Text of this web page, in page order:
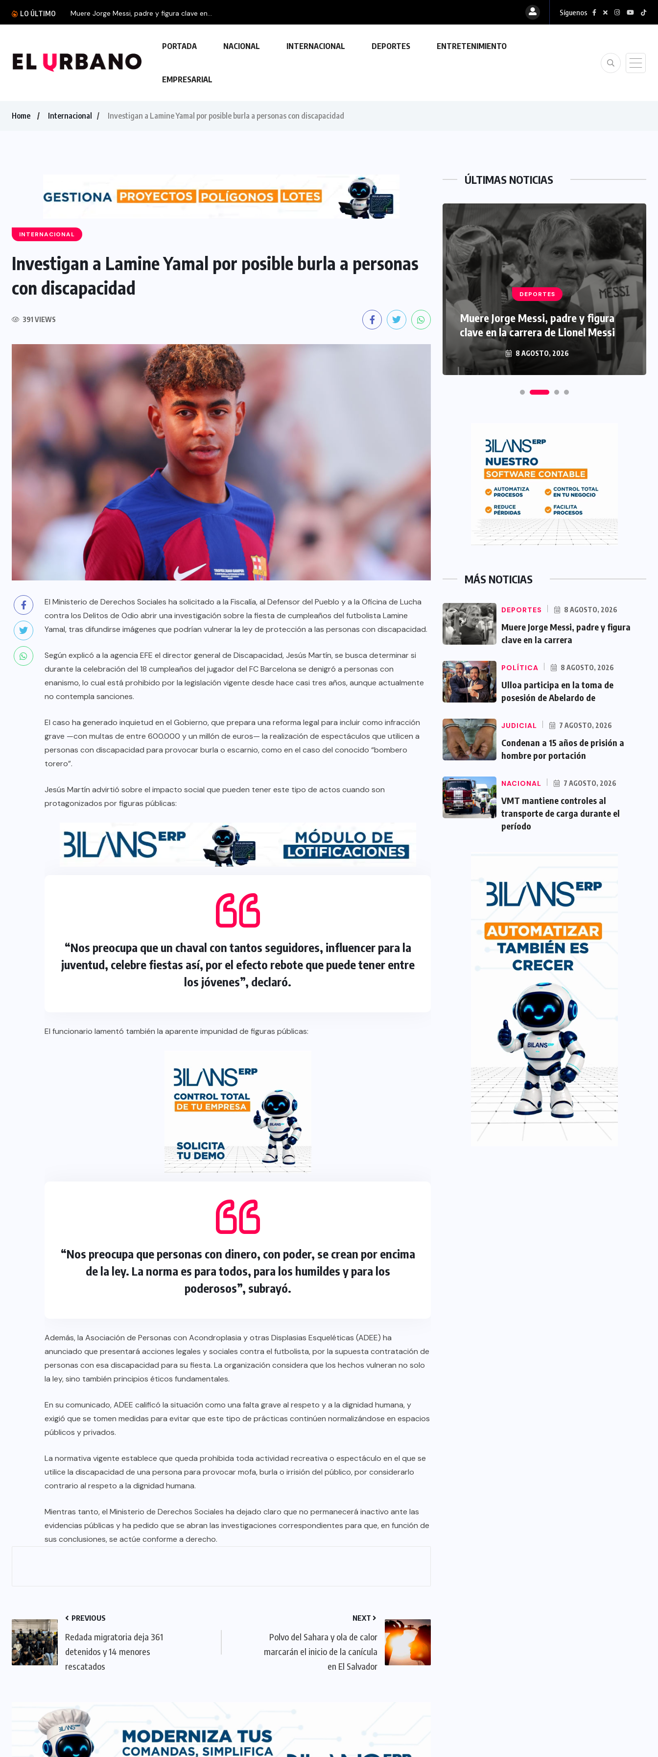
LO ÚLTIMO Muere Jorge Messi, padre y figura clave en... Síguenos
PORTADA NACIONAL INTERNACIONAL DEPORTES ENTRETENIMIENTO
EMPRESARIAL
Home Internacional Investigan a Lamine Yamal por posible burla a personas con discapacidad
INTERNACIONAL
Investigan a Lamine Yamal por posible burla a personas
con discapacidad
391 VIEWS
El Ministerio de Derechos Sociales ha solicitado a la Fiscalía, al Defensor del Pueblo y a la Oficina de Lucha
contra los Delitos de Odio abrir una investigación sobre la fiesta de cumpleaños del futbolista Lamine
Yamal, tras difundirse imágenes que podrían vulnerar la ley de protección a las personas con discapacidad.
Según explicó a la agencia EFE el director general de Discapacidad, Jesús Martín, se busca determinar si
durante la celebración del 18 cumpleaños del jugador del FC Barcelona se denigró a personas con
enanismo, lo cual está prohibido por la legislación vigente desde hace casi tres años, aunque actualmente
no contempla sanciones.
El caso ha generado inquietud en el Gobierno, que prepara una reforma legal para incluir como infracción
grave —con multas de entre 600.000 y un millón de euros— la realización de espectáculos que utilicen a
personas con discapacidad para provocar burla o escarnio, como en el caso del conocido “bombero
torero”.
Jesús Martín advirtió sobre el impacto social que pueden tener este tipo de actos cuando son
protagonizados por figuras públicas:
“Nos preocupa que un chaval con tantos seguidores, influencer para la
juventud, celebre fiestas así, por el efecto rebote que puede tener entre
los jóvenes”, declaró.
El funcionario lamentó también la aparente impunidad de figuras públicas:
“Nos preocupa que personas con dinero, con poder, se crean por encima
de la ley. La norma es para todos, para los humildes y para los
poderosos”, subrayó.
Además, la Asociación de Personas con Acondroplasia y otras Displasias Esqueléticas (ADEE) ha
anunciado que presentará acciones legales y sociales contra el futbolista, por la supuesta contratación de
personas con esa discapacidad para su fiesta. La organización considera que los hechos vulneran no solo
la ley, sino también principios éticos fundamentales.
En su comunicado, ADEE calificó la situación como una falta grave al respeto y a la dignidad humana, y
exigió que se tomen medidas para evitar que este tipo de prácticas continúen normalizándose en espacios
públicos y privados.
La normativa vigente establece que queda prohibida toda actividad recreativa o espectáculo en el que se
utilice la discapacidad de una persona para provocar mofa, burla o irrisión del público, por considerarlo
contrario al respeto a la dignidad humana.
Mientras tanto, el Ministerio de Derechos Sociales ha dejado claro que no permanecerá inactivo ante las
evidencias públicas y ha pedido que se abran las investigaciones correspondientes para que, en función de
sus conclusiones, se actúe conforme a derecho.
PREVIOUS
Redada migratoria deja 361
detenidos y 14 menores
rescatados
NEXT
Polvo del Sahara y ola de calor
marcarán el inicio de la canícula
en El Salvador
ÚLTIMAS NOTICIAS
JUDICIAL
7 AGOSTO, 2026
TECNOLOGÍA
23 FEBRERO, 2024
DEPORTES
Muere Jorge Messi, padre y figura
clave en la carrera de Lionel Messi
8 AGOSTO, 2026
MÁS NOTICIAS
DEPORTES 8 AGOSTO, 2026
Muere Jorge Messi, padre y figura
clave en la carrera
POLÍTICA 8 AGOSTO, 2026
Ulloa participa en la toma de
posesión de Abelardo de
JUDICIAL 7 AGOSTO, 2026
Condenan a 15 años de prisión a
hombre por portación
NACIONAL 7 AGOSTO, 2026
VMT mantiene controles al
transporte de carga durante el
período